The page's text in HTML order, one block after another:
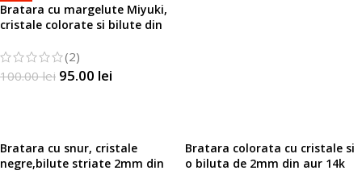
Bratara cu margelute Miyuki,
cristale colorate si bilute din
(2)
100.00lei 95.00 lei
Bratara cu snur, cristale
negre,bilute striate 2mm din
Bratara colorata cu cristale si
o biluta de 2mm din aur 14k